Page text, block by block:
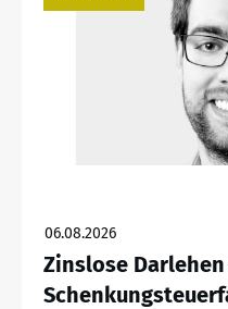
06.08.2026
Zinslose